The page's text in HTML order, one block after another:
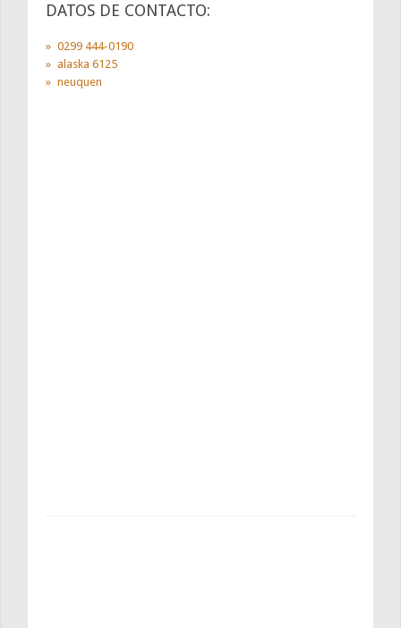
DATOS DE CONTACTO:
0299 444-0190
alaska 6125
neuquen